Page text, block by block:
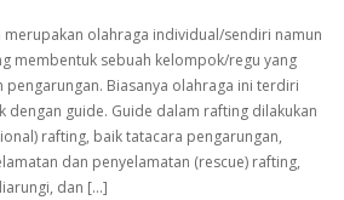
merupakan olahraga individual/sendiri namun
membentuk sebuah kelompok/regu yang
pengarungan. Biasanya olahraga ini terdiri
dengan guide. Guide dalam rafting dilakukan
rafting, baik tatacara pengarungan,
dan penyelamatan (rescue) rafting,
dan […]